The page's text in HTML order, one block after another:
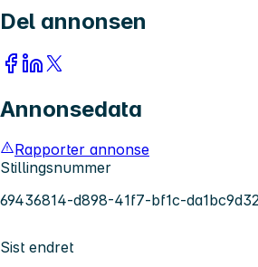
Del annonsen
Annonsedata
Rapporter annonse
Stillingsnummer
69436814-d898-41f7-bf1c-
Sist endret